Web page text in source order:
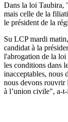
Dans la loi Taubira,
mais celle de la
le président de la
Su LCP mardi
candidat à la
l'abrogation de la loi
les conditions dans
inacceptables, nous
nous devons rouvrir
à l’union civile", a-